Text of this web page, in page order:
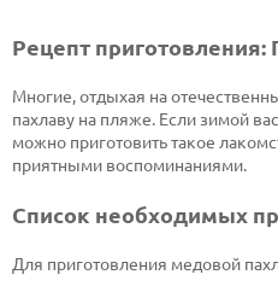
Рецепт
Многие, отдыхая на
пахлаву на пляже. Если зимой
можно приготовить такое
приятными воспоминаниями.
Список необходимых
Для приготовления медовой